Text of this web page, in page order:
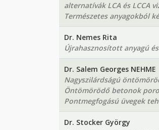
alternatívák LCA és LCCA
Természetes anyagokból
Dr. Nemes Rita
Újrahasznosított anyagú
Dr. Salem Georges NEHME
Nagyszilárdságú
Öntömörödő betonok
Pontmegfogású üvegek
Dr. Stocker György